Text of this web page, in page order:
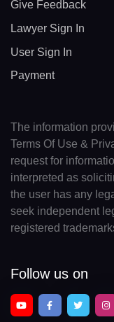
Give Feedback
Lawyer Sign In
User Sign In
Payment
The information
Terms Of Use &
request for
interpreted as
the user has any
seek independent
registered
Follow us on